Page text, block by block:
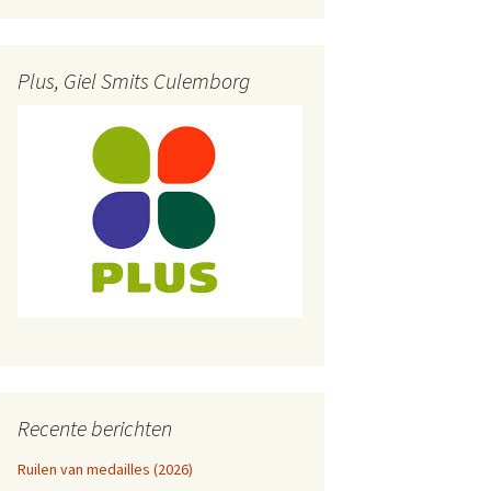
Plus, Giel Smits Culemborg
Recente berichten
Ruilen van medailles (2026)